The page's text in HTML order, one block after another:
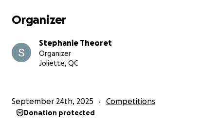
Organizer
Stephanie Theoret
Organizer
Joliette, QC
September 24th, 2025 Competitions
Donation protected